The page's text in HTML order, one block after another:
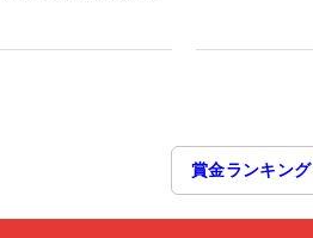
賞金ランキング